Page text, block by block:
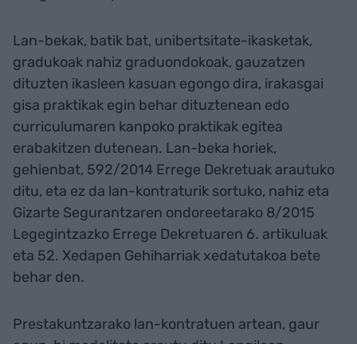
Lan-bekak, batik bat, unibertsitate-ikasketak,
gradukoak nahiz graduondokoak, gauzatzen
dituzten ikasleen kasuan egongo dira, irakasgai
gisa praktikak egin behar dituztenean edo
curriculumaren kanpoko praktikak egitea
erabakitzen dutenean. Lan-beka horiek,
gehienbat, 592/2014 Errege Dekretuak arautuko
ditu, eta ez da lan-kontraturik sortuko, nahiz eta
Gizarte Segurantzaren ondoreetarako 8/2015
Legegintzazko Errege Dekretuaren 6. artikuluak
eta 52. Xedapen Gehiharriak xedatutakoa bete
behar den.
Prestakuntzarako lan-kontratuen artean, gaur